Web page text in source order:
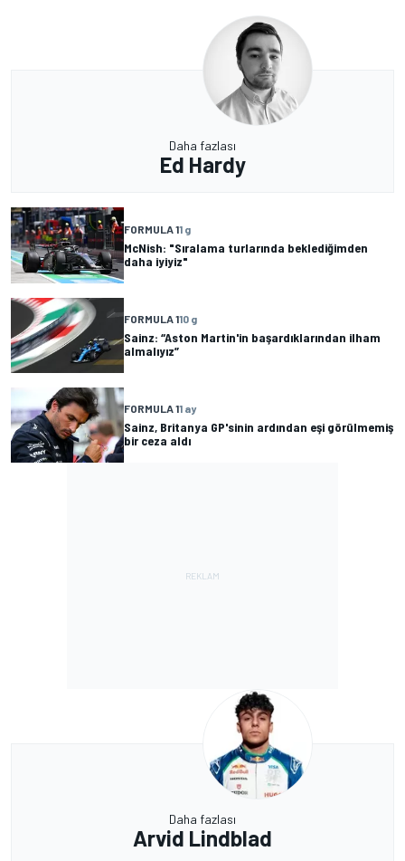
Daha fazlası
Ed Hardy
FORMULA 11 g
McNish: "Sıralama turlarında beklediğimden
daha iyiyiz"
FORMULA 110 g
Sainz: “Aston Martin'in başardıklarından ilham
almalıyız”
FORMULA 11 ay
Sainz, Britanya GP'sinin ardından eşi görülmemiş
bir ceza aldı
Daha fazlası
Arvid Lindblad